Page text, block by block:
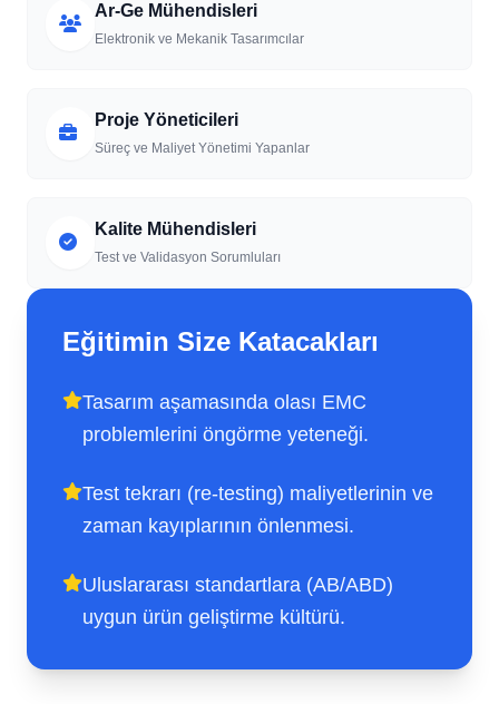
Ar-Ge Mühendisleri
Elektronik ve Mekanik Tasarımcılar
Proje Yöneticileri
Süreç ve Maliyet Yönetimi Yapanlar
Kalite Mühendisleri
Test ve Validasyon Sorumluları
Eğitimin Size Katacakları
Tasarım aşamasında olası EMC
problemlerini öngörme yeteneği.
Test tekrarı (re-testing) maliyetlerinin ve
zaman kayıplarının önlenmesi.
Uluslararası standartlara (AB/ABD)
uygun ürün geliştirme kültürü.